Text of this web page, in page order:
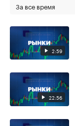
За все время
2:59
22:56